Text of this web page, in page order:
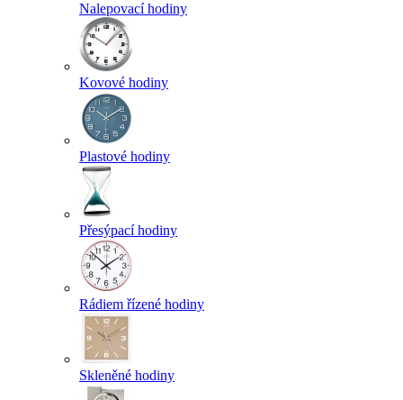
Nalepovací hodiny
Kovové hodiny
Plastové hodiny
Přesýpací hodiny
Rádiem řízené hodiny
Skleněné hodiny